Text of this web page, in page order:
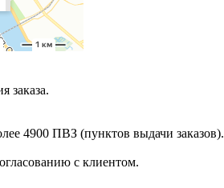
заказа.
4900 ПВЗ (пунктов выдачи заказов).
с клиентом.